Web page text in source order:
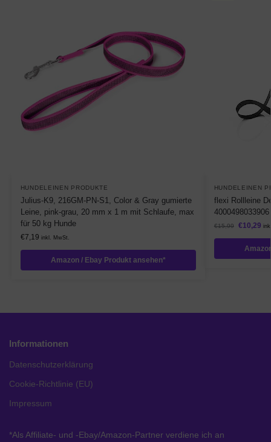
HUNDELEINEN PRODUKTE
Julius-K9, 216GM-PN-S1, Color & Gray gumierte
Leine, pink-grau, 20 mm x 1 m mit Schlaufe, max
für 50 kg Hunde
€7,19 inkl. MwSt.
Amazon / Ebay Produkt ansehen*
HUNDELEINEN
flexi Rollleine
4000498033906
€15,99 €10,29
Informationen
Datenschutzerklärung
Cookie-Richtlinie (EU)
Impressum
*Als Affiliate- und -Ebay/Amazon-Partner verdiene ich an